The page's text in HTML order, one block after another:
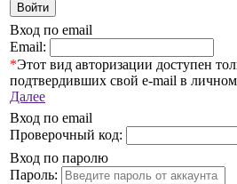
Войти
Вход по email
Email:
*Этот вид авторизации доступен
подтвердивших свой e-mail в
Далее
Вход по email
Проверочный код:
Вход по паролю
Пароль: